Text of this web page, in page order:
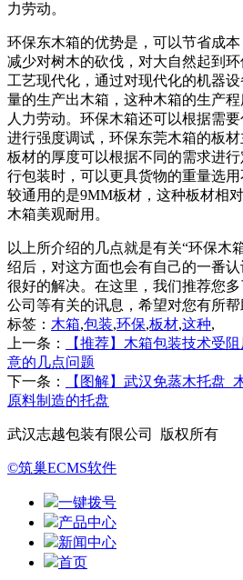
力劳动。
环保东木箱的优势是，可以节省成本
减少对树木的砍伐，对大自然起到
工艺现代化，通过对现代化的机器
量的生产出木箱，这种木箱的生产
人力劳动。环保木箱还可以根据需
进行强度调试，环保东莞木箱的板
板材的厚度可以根据不同的需求进
行包装时，可以更具货物的重量选
较通用的是9MM板材，这种板材相
木箱美观耐用。
以上所介绍的几点就是有关“环保木
绍后，对这方面也会有自己的一番
很好的解决。在这里，我们推荐您
公司等有关的讯息，希望对您有所帮
标签： 木箱,包装,环保,板材,这种,
上一条：
【推荐】木箱包装技术受
意的几点问题
下一条：
【图解】武汉免蒸木托盘_
原料制造的托盘
武汉志越包装有限公司 版权所有
©筑巢ECMS软件
一键拨号
产品中心
新闻中心
首页